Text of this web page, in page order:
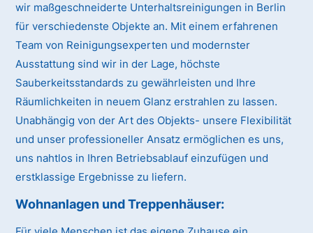
wir maßgeschneiderte Unterhaltsreinigungen in Berlin
für verschiedenste Objekte an. Mit einem erfahrenen
Team von Reinigungsexperten und modernster
Ausstattung sind wir in der Lage, höchste
Sauberkeitsstandards zu gewährleisten und Ihre
Räumlichkeiten in neuem Glanz erstrahlen zu lassen.
Unabhängig von der Art des Objekts- unsere Flexibilität
und unser professioneller Ansatz ermöglichen es uns,
uns nahtlos in Ihren Betriebsablauf einzufügen und
erstklassige Ergebnisse zu liefern.
Wohnanlagen und Treppenhäuser: